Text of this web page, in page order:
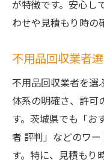
が特徴です。安心し
わせや見積もり時の
不用品回収業者
不用品回収業者を選
体系の明確さ、許可
す。茨城県でも「お
者 評判」などのワ
す。特に、見積もり